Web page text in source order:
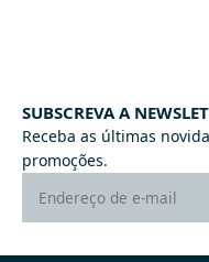
SUBSCREVA A
Receba as últimas
promoções.